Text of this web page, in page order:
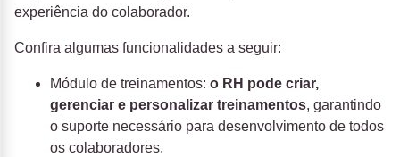
experiência do colaborador.
Confira algumas funcionalidades a seguir:
Módulo de treinamentos: o RH pode criar,
gerenciar e personalizar treinamentos, garantindo
o suporte necessário para desenvolvimento de todos
os colaboradores.